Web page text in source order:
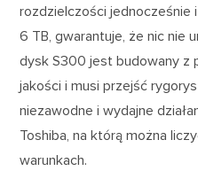
rozdzielczości jednocześnie
6 TB, gwarantuje, że nic nie
dysk S300 jest budowany z
jakości i musi przejść
niezawodne i wydajne
Toshiba, na którą można
warunkach.